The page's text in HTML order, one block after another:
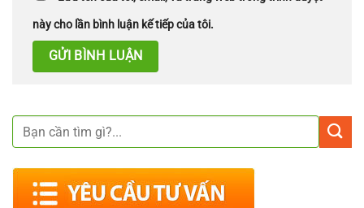
này cho lần bình luận kế tiếp của tôi.